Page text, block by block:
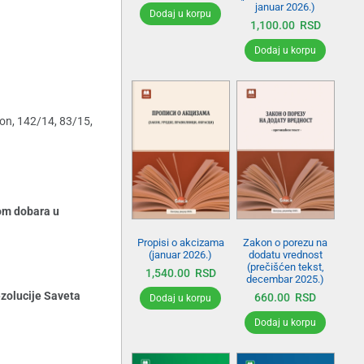
142/14, 83/15,
dobara u
Saveta
Dodaj u korpu
januar 2026.)
1,100.00 RSD
Dodaj u korpu
Propisi o akcizama
(januar 2026.)
1,540.00 RSD
Dodaj u korpu
Zakon o porezu na
dodatu vrednost
(prečišćen tekst,
decembar 2025.)
660.00 RSD
Dodaj u korpu